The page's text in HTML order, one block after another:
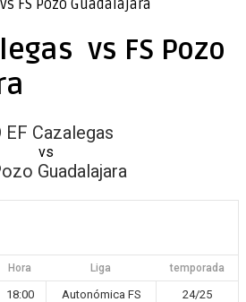
FS Pozo Guadalajara
vs FS Pozo
EF Cazalegas
vs
Guadalajara
Hora Liga temporada
18:00 Autonómica FS 24/25